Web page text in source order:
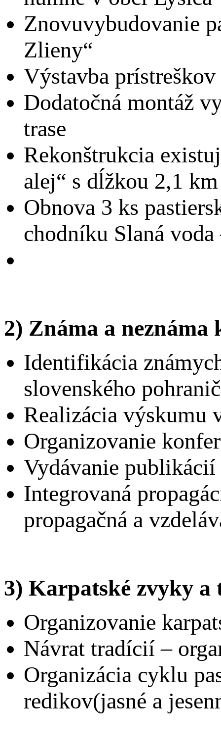
Znovuvybudovanie
Zlieny“
Výstavba
Dodatočná montáž
trase
Rekonštrukcia
alej“ s dĺžkou 2,1 km
Obnova 3 ks
chodníku Slaná
2) Známa a
Identifikácia
slovenského
Realizácia výskumu
Organizovanie
Vydávanie publikácií
Integrovaná
propagačná a
3) Karpatské zvyky a
Organizovanie
Návrat tradícií –
Organizácia cyklu
redikov(jasné a